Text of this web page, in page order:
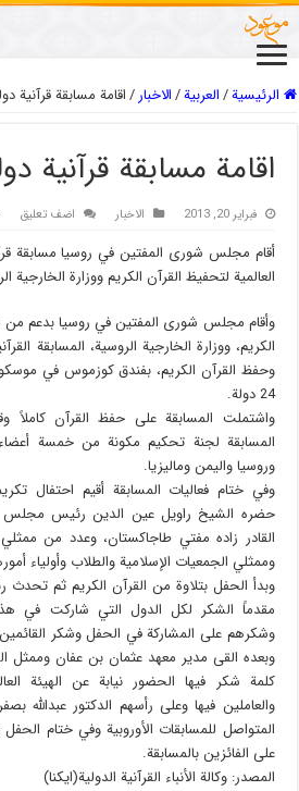
الرئيسية/العربیة/الاخبار/اقامة مسابقة قرآنية
اقامة مسابقة قرآنية
فبراير 20, 2013 الاخبار اضف تعليق
أقام مجلس شورى المفتين في روسيا مسابقة
العالمية لتحفيظ القرآن الكريم ووزارة الخارجية
وأقام مجلس شورى المفتين في روسيا بدعم من
الكريم، ووزارة الخارجية الروسية، المسابقة
24 دولة.
واشتملت المسابقة على حفظ القرآن كاملاً
المسابقة لجنة تحكيم مكونة من خمسة
وروسيا واليمن وماليزيا.
وفي ختام فعاليات المسابقة أقيم احتفال
حضره الشيخ راويل عين الدين رئيس مجلس
القادر زاده مفتي طاجاكستان، وعدد من ممثلي
وممثلي الجمعيات الإسلامية والطلاب وأولياء
وبدأ الحفل بتلاوة من القرآن الكريم ثم
مقدماً الشكر لكل الدول التي شاركت في
وشكرهم على المشاركة في الحفل وشكر القائمين
وبعده القى مدير معهد عثمان بن عفان وممثل
كلمة شكر فيها الحضور نيابة عن الهيئة
والعاملين فيها وعلى رأسهم الدكتور عبدالله
المتواصل للمسابقات الأوروبية وفي ختام الحفل
على الفائزين بالمسابقة.
المصدر: وكالة الأنباء القرآنية الدولية(ايكنا)